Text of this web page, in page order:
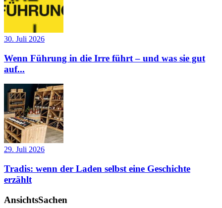
30. Juli 2026
Wenn Führung in die Irre führt – und was sie gut
auf...
29. Juli 2026
Tradis: wenn der Laden selbst eine Geschichte
erzählt
AnsichtsSachen